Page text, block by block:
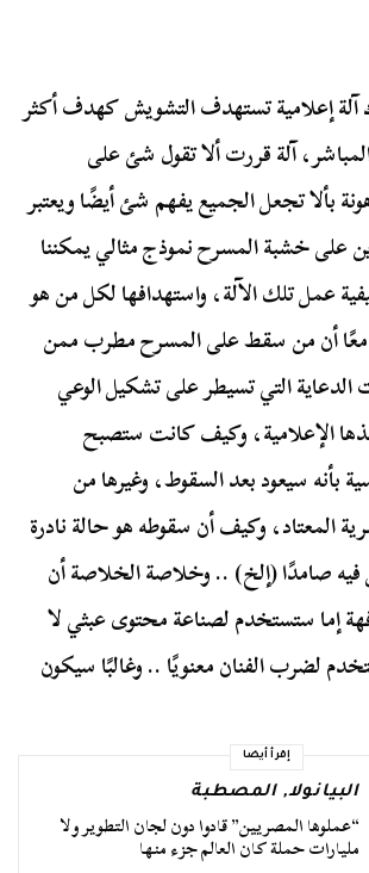
آلة إعلامية تستهدف التشويش كهدف أكثر
آلة قررت ألا تقول شئ على
بألا تجعل الجميع يفهم شئ أيضًا ويعتبر
خشبة المسرح نموذج مثالي يمكننا
عمل تلك الآلة، واستهدافها لكل من هو
أن من سقط على المسرح مطرب ممن
التي تسيطر على تشكيل الوعي
الإعلامية، وكيف كانت ستصبح
بأنه سيعود بعد السقوط، وغيرها من
المعتاد، وكيف أن سقوطه هو حالة نادرة
صامدًا (إلخ) .. وخلاصة الخلاصة أن
إما ستستخدم لصناعة محتوى عبثي لا
لضرب الفنان معنويًا .. وغالبًا سيكون
إقرأ أيضا
البيانولا,المصطبة
“عملوها المصريين” قادوا دون لجان التطوير ولا
مليارات حملة كان العالم جزء منها